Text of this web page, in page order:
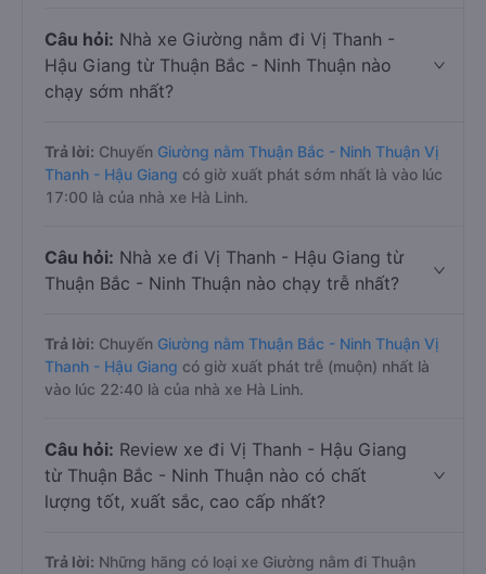
Câu hỏi: Nhà xe Giường nằm đi Vị Thanh -
Hậu Giang từ Thuận Bắc - Ninh Thuận nào
chạy sớm nhất?
Trả lời: Chuyến Giường nằm Thuận Bắc - Ninh Thuận Vị
Thanh - Hậu Giang có giờ xuất phát sớm nhất là vào lúc
17:00 là của nhà xe Hà Linh.
Câu hỏi: Nhà xe đi Vị Thanh - Hậu Giang từ
Thuận Bắc - Ninh Thuận nào chạy trễ nhất?
Trả lời: Chuyến Giường nằm Thuận Bắc - Ninh Thuận Vị
Thanh - Hậu Giang có giờ xuất phát trễ (muộn) nhất là
vào lúc 22:40 là của nhà xe Hà Linh.
Câu hỏi: Review xe đi Vị Thanh - Hậu Giang
từ Thuận Bắc - Ninh Thuận nào có chất
lượng tốt, xuất sắc, cao cấp nhất?
Trả lời: Những hãng có loại xe Giường nằm đi Thuận